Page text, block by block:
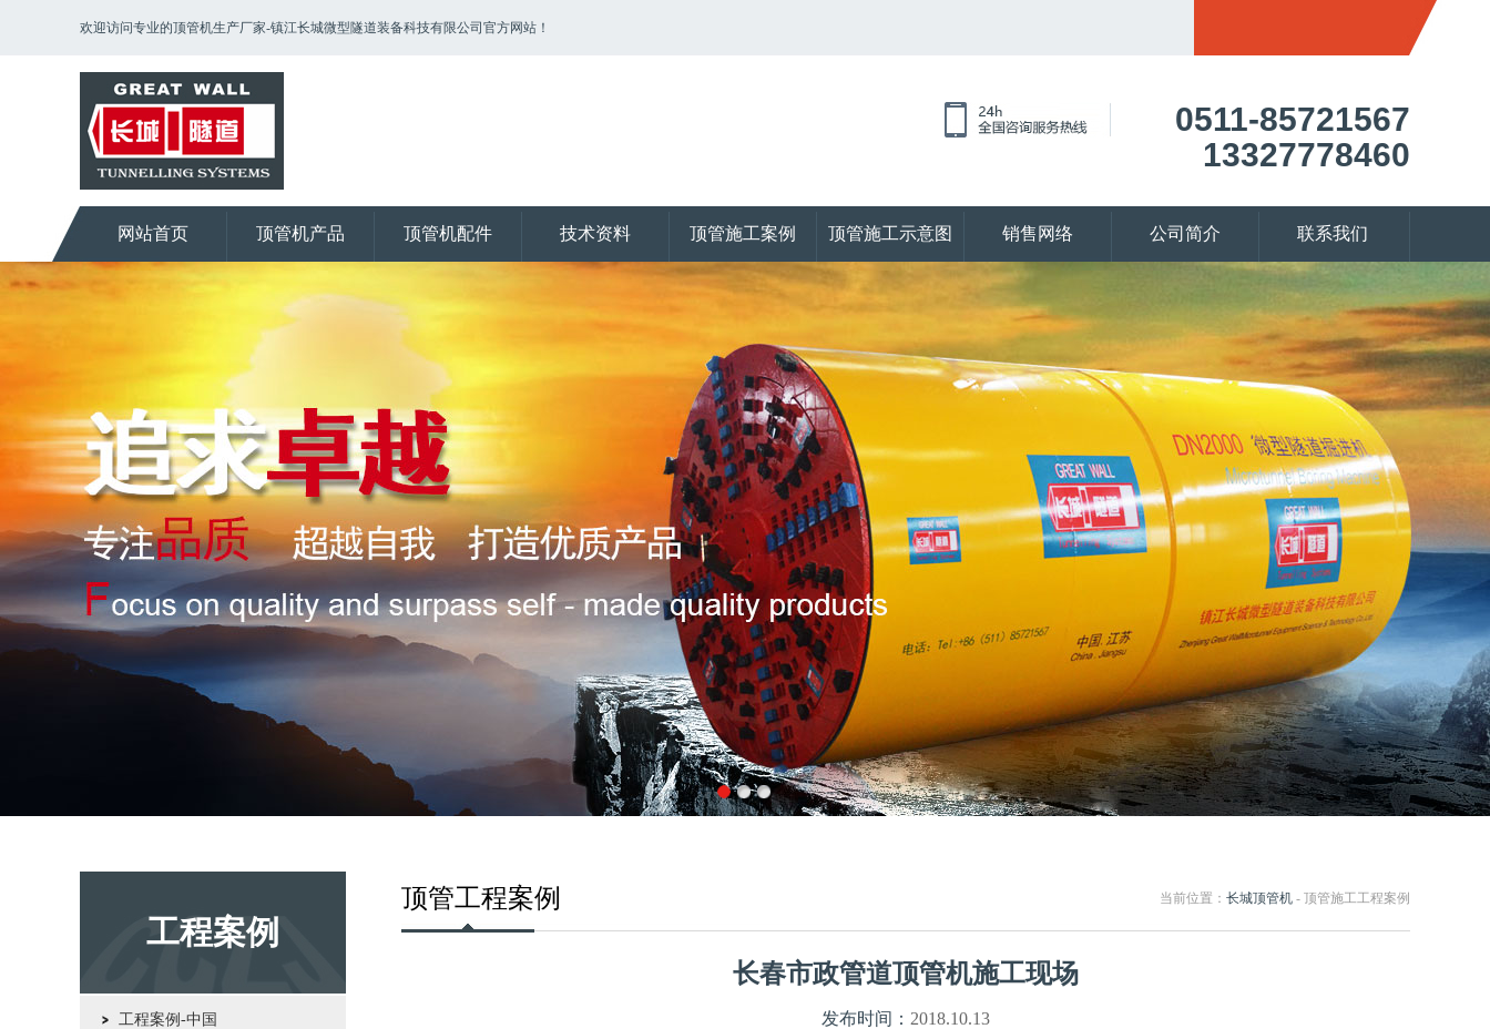
欢迎访问专业的顶管机生产厂家-镇江长城微型隧道装备科技有限公司官方网站！
0511-85721567
13327778460
网站首页 顶管机产品 顶管机配件 技术资料 顶管施工案例 顶管施工示意图 销售网络 公司简介 联系我们
工程案例
工程案例-中国
顶管工程案例 当前位置： 长城顶管机 - 顶管施工工程案例
长春市政管道顶管机施工现场
发布时间： 2018.10.13